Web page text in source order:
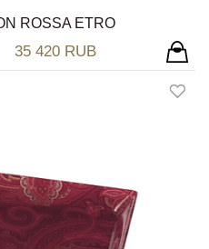
ROSSA ETRO
35 420 RUB